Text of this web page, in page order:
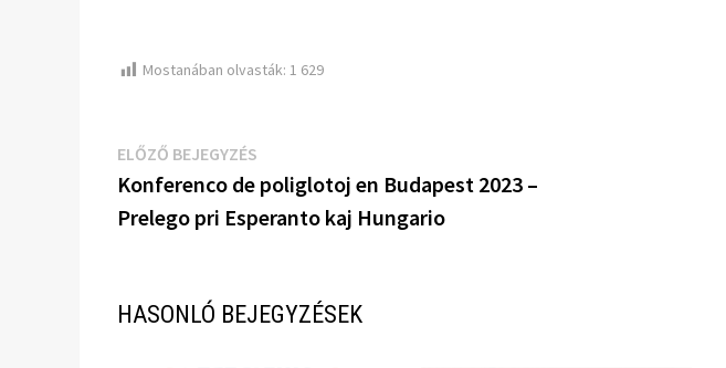
Mostanában olvasták: 1 629
Bejegyzés
navigáció
ELŐZŐ BEJEGYZÉS
bejegyzés:
Konferenco de poliglotoj en Budapest 2023 –
Prelego pri Esperanto kaj Hungario
HASONLÓ BEJEGYZÉSEK